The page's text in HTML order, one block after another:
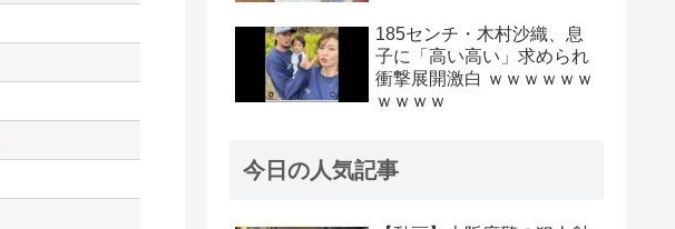
185センチ・木村沙織、息
子に「高い高い」求められ
衝撃展開激白 ｗｗｗｗｗｗ
ｗｗｗｗ
今日の人気記事